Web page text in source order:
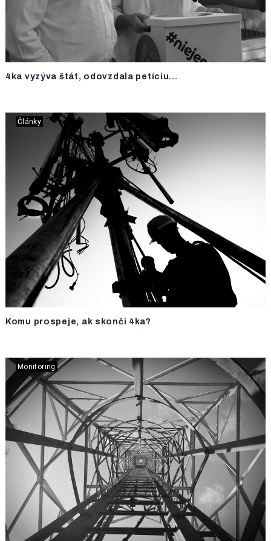
4ka vyzýva štát, odovzdala petíciu...
Články
Komu prospeje, ak skončí 4ka?
Monitoring